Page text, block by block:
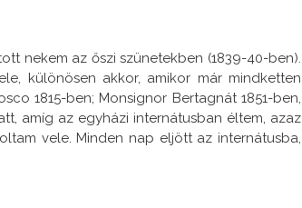
nekem az őszi szünetekben (1839-40-ben).
különösen akkor, amikor már mindketten
1815-ben; Monsignor Bertagnát 1851-ben,
amíg az egyházi internátusban éltem, azaz
vele. Minden nap eljött az internátusba,